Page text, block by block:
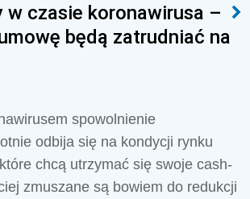
w czasie koronawirusa –
będą zatrudniać na
spowolnienie
odbija się na kondycji rynku
chcą utrzymać się swoje cash-
zmuszane są bowiem do redukcji